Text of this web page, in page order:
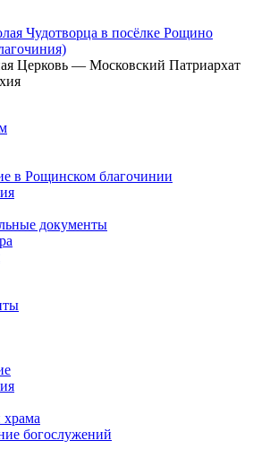
Чудотворца в посёлке Рощино
Церковь — Московский Патриархат
в Рощинском благочинии
документы
богослужений